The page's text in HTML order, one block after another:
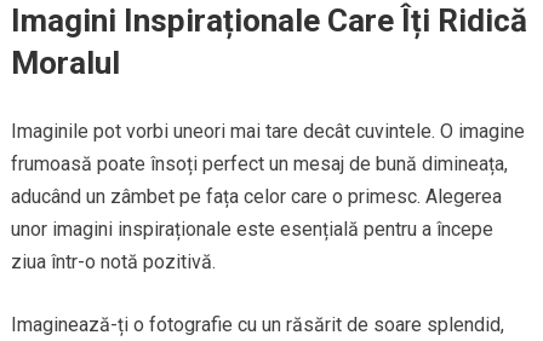
Imagini Inspiraționale Care Îți Ridică
Moralul
Imaginile pot vorbi uneori mai tare decât cuvintele. O imagine
frumoasă poate însoți perfect un mesaj de bună dimineața,
aducând un zâmbet pe fața celor care o primesc. Alegerea
unor imagini inspiraționale este esențială pentru a începe
ziua într-o notă pozitivă.
Imaginează-ți o fotografie cu un răsărit de soare splendid,